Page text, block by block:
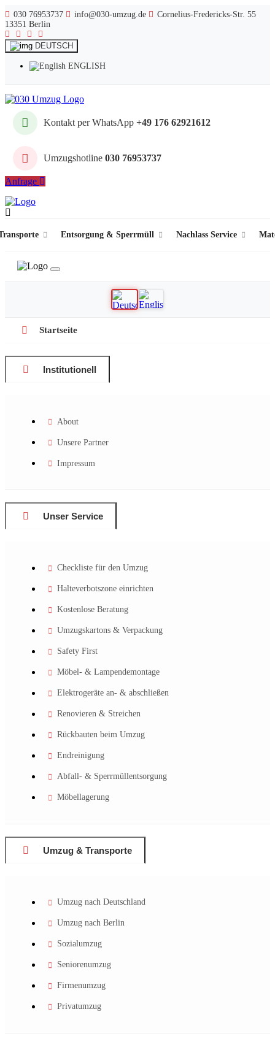
030 76953737 info@030-umzug.de
Cornelius-Fredericks-Str. 55
13351 Berlin
DEUTSCH
ENGLISH
Kontakt per WhatsApp +49 176 62921612
Umzugshotline 030 76953737
Anfrage
Entsorgung & Sperrmüll Nachlass Service
Startseite
Institutionell
About
Unsere Partner
Impressum
Unser Service
Checkliste für den Umzug
Halteverbotszone einrichten
Kostenlose Beratung
Umzugskartons & Verpackung
Safety First
Möbel- & Lampendemontage
Elektrogeräte an- & abschließen
Renovieren & Streichen
Rückbauten beim Umzug
Endreinigung
Abfall- & Sperrmüllentsorgung
Möbellagerung
Umzug & Transporte
Umzug nach Deutschland
Umzug nach Berlin
Sozialumzug
Seniorenumzug
Firmenumzug
Privatumzug